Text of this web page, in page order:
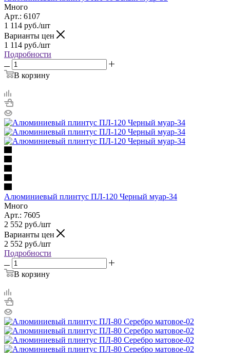
Много
Арт.: 6107
1 114 руб./шт
Варианты цен
1 114 руб./шт
Подробности
В корзину
Алюминиевый плинтус ПЛ-120 Черный муар-34
Много
Арт.: 7605
2 552 руб./шт
Варианты цен
2 552 руб./шт
Подробности
В корзину